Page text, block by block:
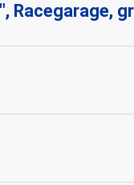
Racegarage,